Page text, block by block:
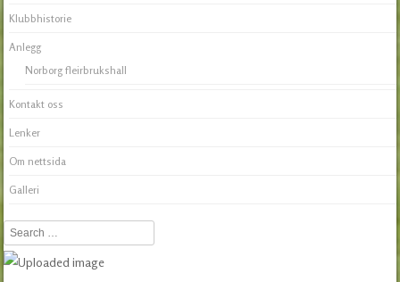
Klubbhistorie
Anlegg
Norborg fleirbrukshall
Kontakt oss
Lenker
Om nettsida
Galleri
Search